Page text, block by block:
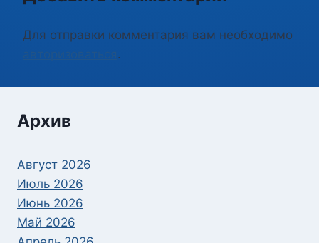
Для отправки комментария вам необходимо
.
Архив
Август 2026
Июль 2026
Июнь 2026
Май 2026